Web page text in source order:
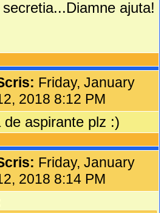
ajuta!
Friday, January
2018 8:12 PM
aspirante plz :)
Friday, January
2018 8:14 PM